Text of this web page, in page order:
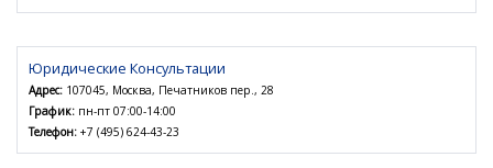
Юридические Консультации
Адрес: 107045, Москва, Печатников пер., 28
График: пн-пт 07:00-14:00
Телефон: +7 (495) 624-43-23